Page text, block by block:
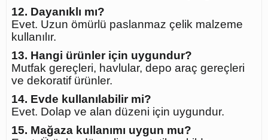
12. Dayanıklı mı?
Evet. Uzun ömürlü paslanmaz çelik malzeme
kullanılır.
13. Hangi ürünler için uygundur?
Mutfak gereçleri, havlular, depo araç gereçleri
ve dekoratif ürünler.
14. Evde kullanılabilir mi?
Evet. Dolap ve alan düzeni için uygundur.
15. Mağaza kullanımı uygun mu?